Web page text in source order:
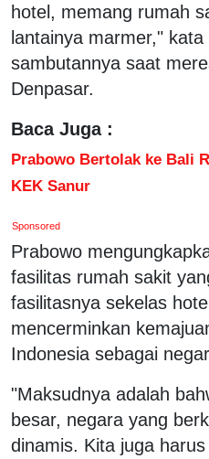
hotel, memang rumah
lantainya marmer,"
sambutannya saat
Denpasar.
Baca Juga :
Prabowo Bertolak ke Bali
KEK Sanur
Sponsored
Prabowo
fasilitas rumah sakit
fasilitasnya sekelas
mencerminkan
Indonesia sebagai
"Maksudnya adalah
besar, negara yang
dinamis. Kita juga